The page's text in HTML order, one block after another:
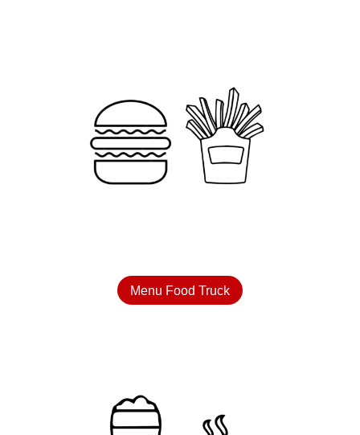
Menu Food Truck